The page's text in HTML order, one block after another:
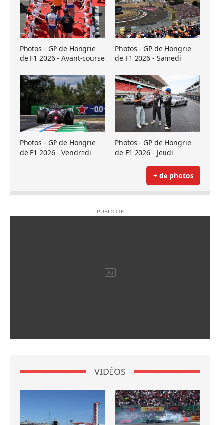
Photos - GP de Hongrie
de F1 2026 - Avant-course
Photos - GP de Hongrie
de F1 2026 - Samedi
Photos - GP de Hongrie
de F1 2026 - Vendredi
Photos - GP de Hongrie
de F1 2026 - Jeudi
+ de photos
VIDÉOS